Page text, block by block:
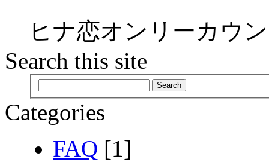
ヒナ恋オンリーカウ
Search this site
Categories
FAQ [1]